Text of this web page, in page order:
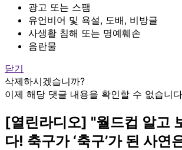
광고 또는 스팸
유언비어 및 욕설, 도배, 비방글
사생활 침해 또는 명예훼손
음란물
닫기
삭제하시겠습니까?
이제 해당 댓글 내용을 확인할 수 없습니다
[열린라디오] "월드컵 알고
다! 축구가 ‘축구’가 된 사연